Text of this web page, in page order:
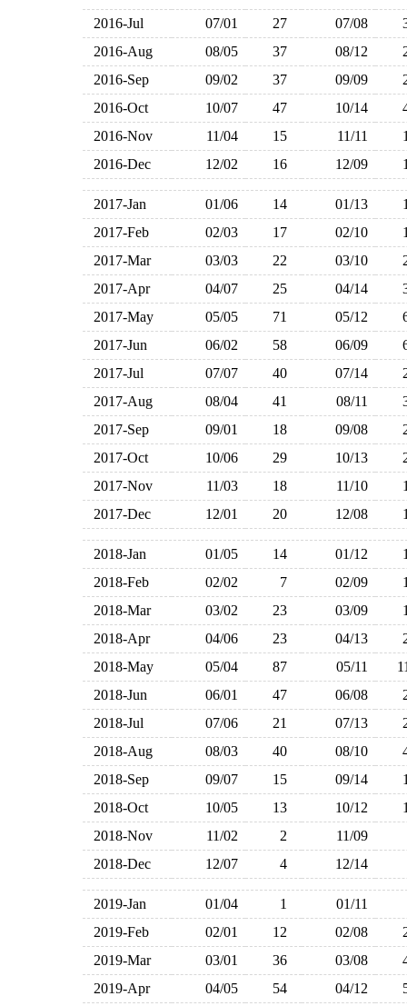
2016-Jul
07/01 27 07/08
2016-Aug
08/05 37 08/12
2016-Sep
09/02 37 09/09
2016-Oct
10/07 47 10/14
2016-Nov
11/04 15 11/11
2016-Dec
12/02 16 12/09
2017-Jan 01/06 14 01/13
2017-Feb
02/03 17 02/10
2017-Mar
03/03 22 03/10
2017-Apr
04/07 25 04/14
2017-May
05/05 71 05/12
2017-Jun
06/02 58 06/09
2017-Jul
07/07 40 07/14
2017-Aug
08/04 41 08/11
2017-Sep
09/01 18 09/08
2017-Oct
10/06 29 10/13
2017-Nov
11/03 18 11/10
2017-Dec
12/01 20 12/08
2018-Jan 01/05 14 01/12
2018-Feb
02/02 7 02/09
2018-Mar
03/02 23 03/09
2018-Apr
04/06 23 04/13
2018-May
05/04 87 05/11
2018-Jun
06/01 47 06/08
2018-Jul
07/06 21 07/13
2018-Aug
08/03 40 08/10
2018-Sep
09/07 15 09/14
2018-Oct
10/05 13 10/12
2018-Nov
11/02 2
11/09
2018-Dec
12/07 4 12/14
2019-Jan 01/04 1
01/11
2019-Feb
02/01 12 02/08
2019-Mar
03/01 36 03/08
2019-Apr
04/05 54 04/12